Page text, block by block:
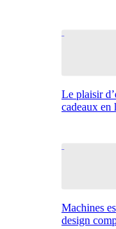
Le plaisir
cadeaux en
Machines
design